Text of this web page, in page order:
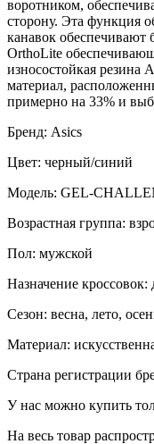
воротником,
сторону. Эта функция
канавок
OrthoLite
износостойкая резина
материал,
примерно на 33% и
Бренд: Asics
Цвет: черный/синий
Модель: GEL-
Возрастная группа:
Пол: мужской
Назначение кроссовок:
Сезон: весна, лето,
Материал:
Страна регистрации
У нас можно купить
На весь товар